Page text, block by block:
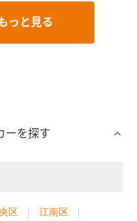
造作し、カーテンレール
ない工夫も施していま
インゲームやリモートワ
たプライベートなホビ
っと見る
ーを探す
区
江南区